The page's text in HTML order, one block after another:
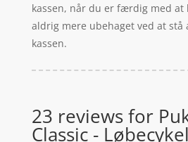
kassen, når du er færdig med at
aldrig mere ubehaget ved at
kassen.
23 reviews for
Classic -